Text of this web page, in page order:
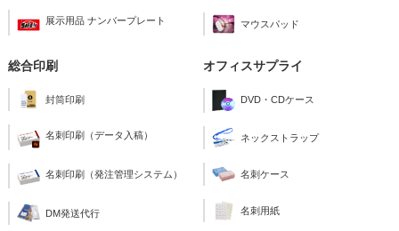
展示用品 ナンバープレート マウスパッド
総合印刷
封筒印刷
名刺印刷（データ入稿）
名刺印刷（発注管理システム）
DM発送代行
オフィスサプライ
DVD・CDケース
ネックストラップ
名刺ケース
名刺用紙